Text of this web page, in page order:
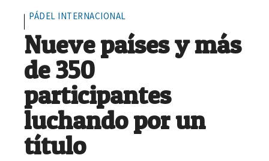
PÁDEL INTERNACIONAL
Nueve países y más
de 350
participantes
luchando por un
título